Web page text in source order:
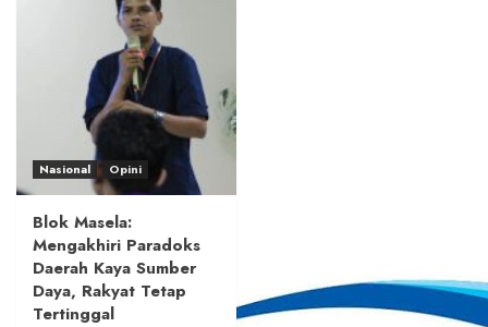
Nasional Opini
Blok Masela:
Mengakhiri Paradoks
Daerah Kaya Sumber
Daya, Rakyat Tetap
Tertinggal